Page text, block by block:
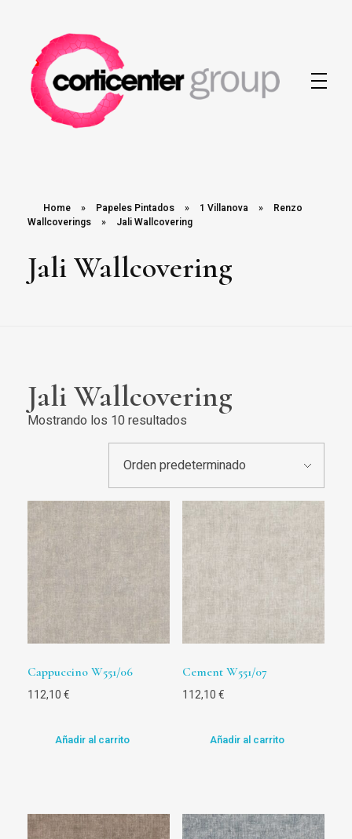
Home » Papeles Pintados » 1 Villanova »
Renzo
Wallcoverings
» Jali Wallcovering
Jali Wallcovering
Jali Wallcovering
Mostrando los 10 resultados
Cappuccino W551/06
112,10 €
Añadir al carrito
Cement W551/07
112,10 €
Añadir al carrito